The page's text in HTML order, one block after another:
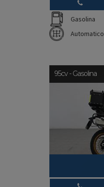
Gasolina
Automatico
95cv - Gasolina